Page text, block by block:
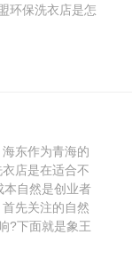
环保洗衣店是怎
东作为青海的
店是在适合不
自然是创业者
先关注的自然
?下面就是象王